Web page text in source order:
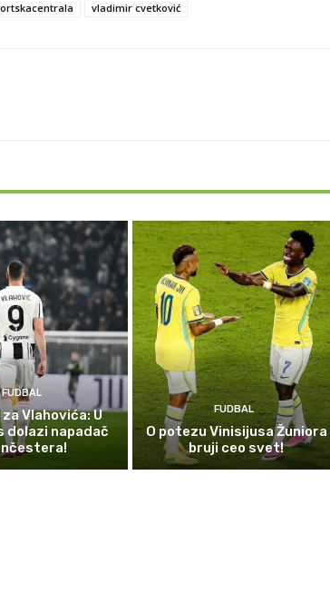
vladimir cvetković
FUDBAL
Vlahovića: U
dolazi napadač
FUDBAL
O potezu Vinisijusa Žuniora
bruji ceo svet!